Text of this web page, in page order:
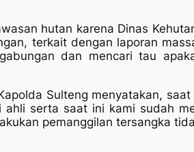
hutan karena Dinas
terkait dengan laporan
dan mencari tau
Sulteng menyatakan,
ahli serta saat ini kami sudah
pemanggilan tersangka